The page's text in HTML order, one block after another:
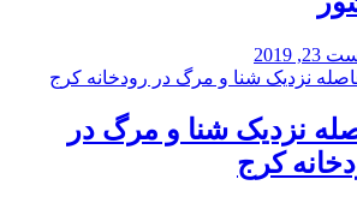
2019
نزدیک شنا و مرگ در
کرج